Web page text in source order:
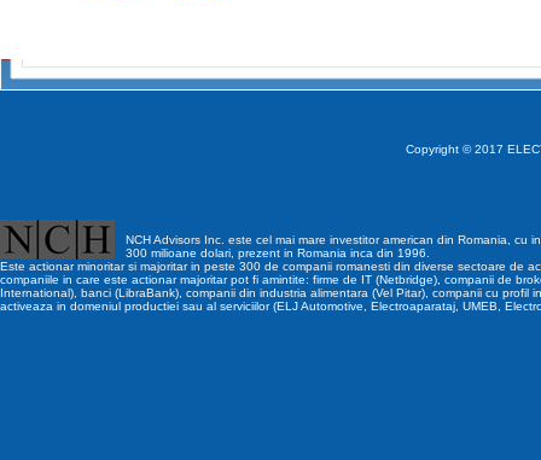
Copyright © 2017
NCH Advisors Inc. este cel mai mare investitor american din Romania, cu
300 milioane dolari, prezent in Romania inca din 1996.
Este actionar minoritar si majoritar in peste 300 de companii romanesti din diverse sectoare de
companiile in care este actionar majoritar pot fi amintite: firme de IT (Netbridge), companii de
International), banci (LibraBank), companii din industria alimentara (Vel Pitar), companii cu profil
activeaza in domeniul productiei sau al serviciilor (ELJ Automotive, Electroaparataj, UMEB,